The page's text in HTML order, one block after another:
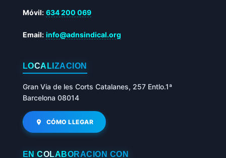
Móvil: 634 200 069
Email: info@adnsindical.org
LOCALIZACIÓN
Gran Via de les Corts Catalanes, 257 Entlo.1ª
Barcelona 08014
CÓMO LLEGAR
EN COLABORACIÓN CON